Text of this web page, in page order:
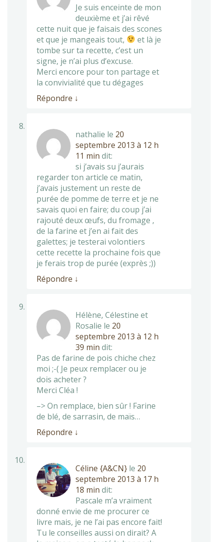
Je suis enceinte de mon
deuxième et j’ai rêvé
cette nuit que je faisais des scones
et que je mangeais tout,
et là je
tombe sur ta recette, c’est un
signe, je n’ai plus d’excuse.
Merci encore pour ton partage et
la convivialité que tu dégages
Répondre ↓
nathalie le 20
septembre 2013 à 12 h
11 min dit:
si j’avais su j’aurais
regarder ton article ce matin,
j’avais justement un reste de
purée de pomme de terre et je ne
savais quoi en faire; du coup j’ai
rajouté deux œufs, du fromage ,
de la farine et j’en ai fait des
galettes; je testerai volontiers
cette recette la prochaine fois que
je ferais trop de purée (exprès ;))
Répondre ↓
Hélène, Célestine et
Rosalie le 20
septembre 2013 à 12 h
39 min dit:
Pas de farine de pois chiche chez
moi ;-( Je peux remplacer ou je
dois acheter ?
Merci Cléa !
–> On remplace, bien sûr ! Farine
de blé, de sarrasin, de maïs…
Répondre ↓
Céline {A&CN} le 20
septembre 2013 à 17 h
18 min dit:
Pascale m’a vraiment
donné envie de me procurer ce
livre mais, je ne l’ai pas encore fait!
Tu le conseilles aussi on dirait? A